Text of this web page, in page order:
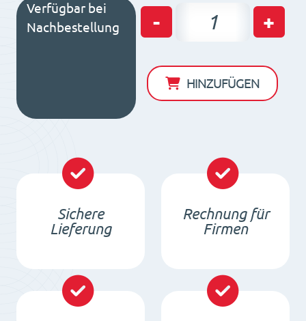
Verfügbar bei
Nachbestellung
-
Permanent
4020
Menge
+
HINZUFÜGEN
Sichere
Lieferung
Rechnung für
Firmen